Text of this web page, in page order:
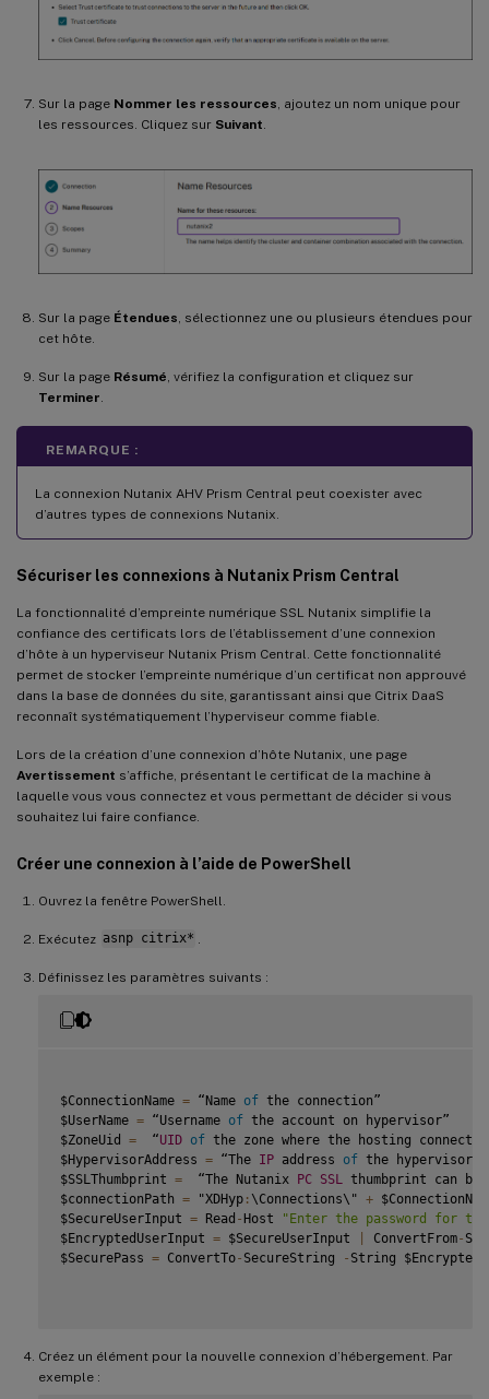
Sur la page Nommer les ressources , ajoutez un nom unique pour
les ressources. Cliquez sur Suivant
Sur la page Étendues , sélectionnez une ou plusieurs étendues pour
cet hôte.
Sur la page Résumé , vérifiez la configuration et cliquez sur
Terminer
REMARQUE :
La connexion Nutanix AHV Prism Central peut coexister avec
d’autres types de connexions Nutanix.
Sécuriser les connexions à Nutanix Prism Central
La fonctionnalité d’empreinte numérique SSL Nutanix simplifie la
confiance des certificats lors de l’établissement d’une connexion
d’hôte à un hyperviseur Nutanix Prism Central. Cette fonctionnalité
permet de stocker l’empreinte numérique d’un certificat non approuvé
dans la base de données du site, garantissant ainsi que Citrix DaaS
reconnaît systématiquement l’hyperviseur comme fiable.
Lors de la création d’une connexion d’hôte Nutanix, une page
Avertissement s’affiche, présentant le certificat de la machine à
laquelle vous vous connectez et vous permettant de décider si vous
souhaitez lui faire confiance.
Créer une connexion à l’aide de PowerShell
Ouvrez la fenêtre PowerShell.
Exécutez asnp citrix*
Définissez les paramètres suivants :
$ConnectionName = “Name of the connection”
$UserName = “Username of the account on hypervisor”
$ZoneUid =
  “
UID of the zone where the hosting
$HypervisorAddress = “The IP address of the hypervisor”
$SSLThumbprint =
  “The Nutanix
PC SSL thumbprint can be
$connectionPath = "XDHyp : \Connections\" +
$SecureUserInput = Read -Host
"Enter the password for the
$EncryptedUserInput = $SecureUserInput ConvertFrom-
$SecurePass = ConvertTo- SecureString - String
Créez un élément pour la nouvelle connexion d’hébergement. Par
exemple :